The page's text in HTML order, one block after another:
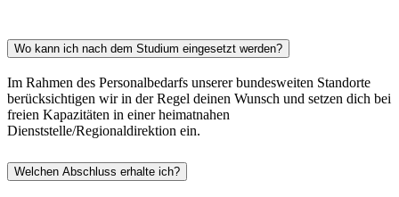
Wo kann ich nach dem Studium eingesetzt werden?
Im Rahmen des Personalbedarfs unserer bundesweiten Standorte
berücksichtigen wir in der Regel deinen Wunsch und setzen dich bei
freien Kapazitäten in einer heimatnahen
Dienststelle/Regionaldirektion ein.
Welchen Abschluss erhalte ich?